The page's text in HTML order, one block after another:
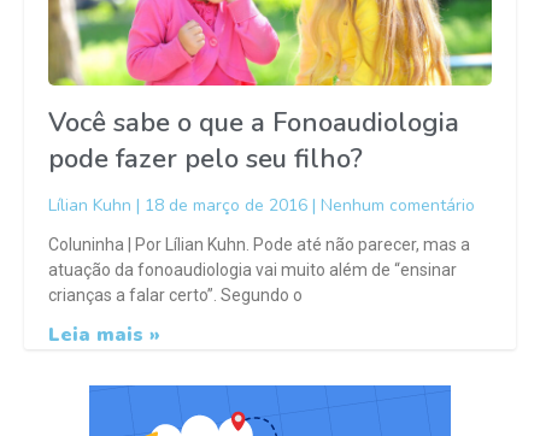
Você sabe o que a Fonoaudiologia
pode fazer pelo seu filho?
Lílian Kuhn 18 de março de 2016 Nenhum comentário
Coluninha | Por Lílian Kuhn. Pode até não parecer, mas a
atuação da fonoaudiologia vai muito além de “ensinar
crianças a falar certo”. Segundo o
Leia mais »